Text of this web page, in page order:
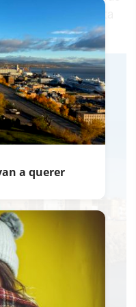
y deseo de pronta
a querer